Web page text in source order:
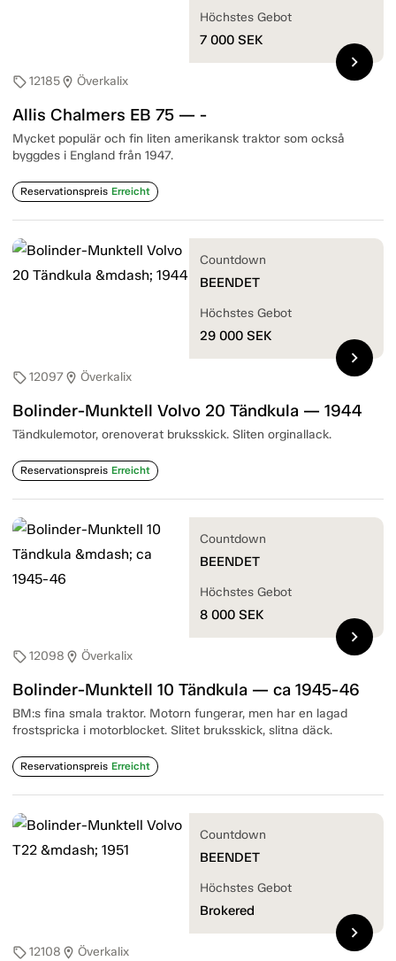
sell12185location_on Överkalix
Allis Chalmers EB 75 — -
Mycket populär och fin liten amerikansk traktor som också
byggdes i England från 1947.
Reservationspreis Erreicht
Höchstes Gebot
7 000 SEK
chevron_right
sell12097location_on Överkalix
Bolinder-Munktell Volvo 20 Tändkula — 1944
Tändkulemotor, orenoverat bruksskick. Sliten orginallack.
Reservationspreis Erreicht
Countdown
BEENDET
Höchstes Gebot
29 000 SEK
chevron_right
sell12098 location_on Överkalix
Bolinder-Munktell 10 Tändkula — ca 1945-46
BM:s fina smala traktor. Motorn fungerar, men har en lagad
frostspricka i motorblocket. Slitet bruksskick, slitna däck.
Reservationspreis Erreicht
Countdown
BEENDET
Höchstes Gebot
8 000 SEK
chevron_right
sell12108 location_on Överkalix
Countdown
BEENDET
Höchstes Gebot
Brokered
chevron_right